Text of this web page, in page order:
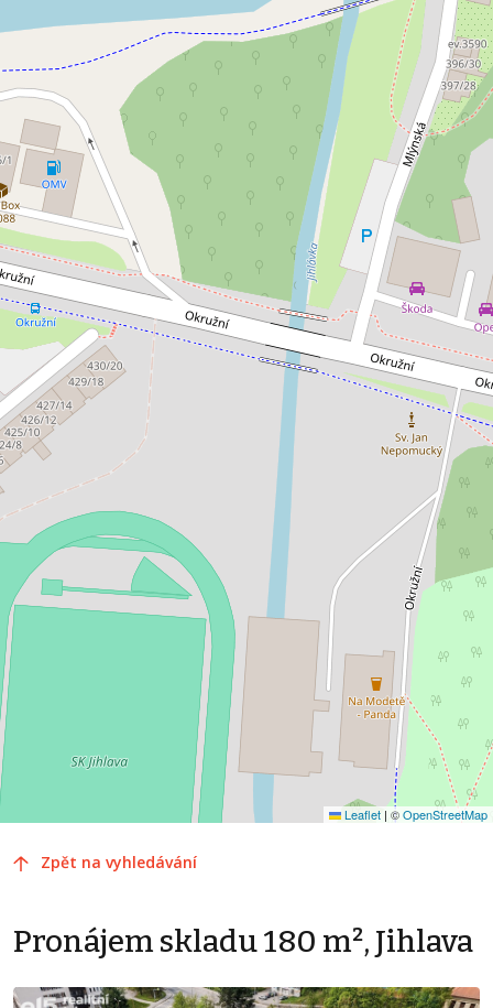
Leaflet | ©OpenStreetMap
Zpět na vyhledávání
Pronájem skladu 180 m², Jihlava